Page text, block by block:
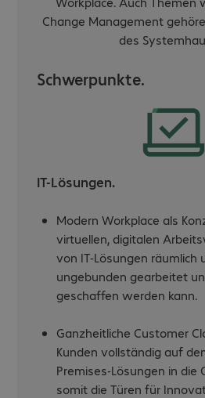
Change Management
des
Schwerpunkte.
IT-Lösungen.
Modern Workplace als
virtuellen, digitalen
von IT-Lösungen räumlich
ungebunden gearbeitet
geschaffen werden kann.
Ganzheitliche Customer
Kunden vollständig auf
Premises-Lösungen in die
somit die Türen für